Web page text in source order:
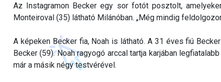
Az Instagramon Becker egy sor fotót posztolt,
Monteiroval (35) látható Milánóban. „Még mindig
A képeken Becker fia, Noah is látható. A 31 éves fiú
Becker (59). Noah ragyogó arccal tartja karjában
már a másik négy testvérével.